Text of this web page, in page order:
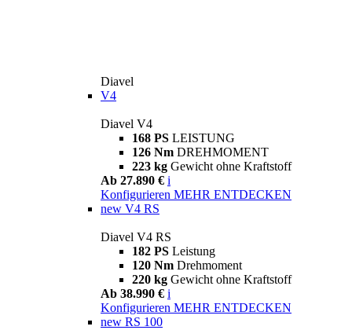
Diavel
V4
Diavel V4
168 PS LEISTUNG
126 Nm DREHMOMENT
223 kg Gewicht ohne Kraftstoff
Ab 27.890 € i
Konfigurieren MEHR ENTDECKEN
new V4 RS
Diavel V4 RS
182 PS Leistung
120 Nm Drehmoment
220 kg Gewicht ohne Kraftstoff
Ab 38.990 € i
Konfigurieren MEHR ENTDECKEN
new RS 100